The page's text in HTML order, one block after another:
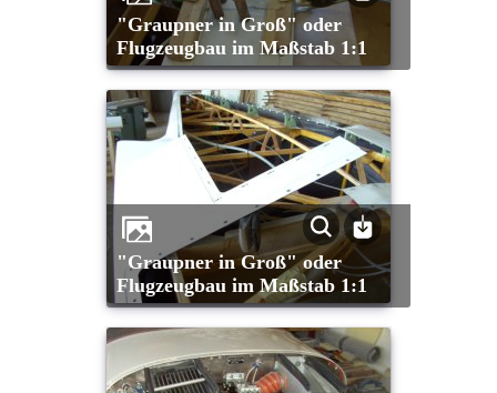
"Graupner in Groß" oder
Flugzeugbau im Maßstab 1:1
"Graupner in Groß" oder
Flugzeugbau im Maßstab 1:1